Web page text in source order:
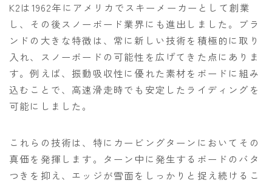
BURTON
DC Shoes
estivo
OAKLEY
QUICKSILVER
ROME
ROXY
K2は1962年にアメリカでスキーメーカーとして創業
し、その後スノーボード業界にも進出しました。ブラ
ンドの大きな特徴は、常に新しい技術を積極的に取り
入れ、スノーボードの可能性を広げてきた点にありま
す。例えば、振動吸収性に優れた素材をボードに組み
込むことで、高速滑走時でも安定したライディングを
可能にしました。
これらの技術は、特にカービングターンにおいてその
真価を発揮します。ターン中に発生するボードのバタ
つきを抑え、エッジが雪面をしっかりと捉え続けるこ